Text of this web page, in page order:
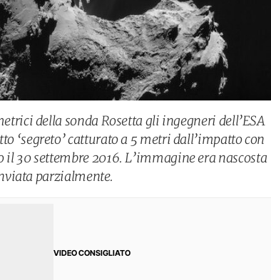
della sonda Rosetta gli ingegneri dell’ESA
‘segreto’ catturato a 5 metri dall’impatto con
il 30 settembre 2016. L’immagine era nascosta
parzialmente.
VIDEO CONSIGLIATO